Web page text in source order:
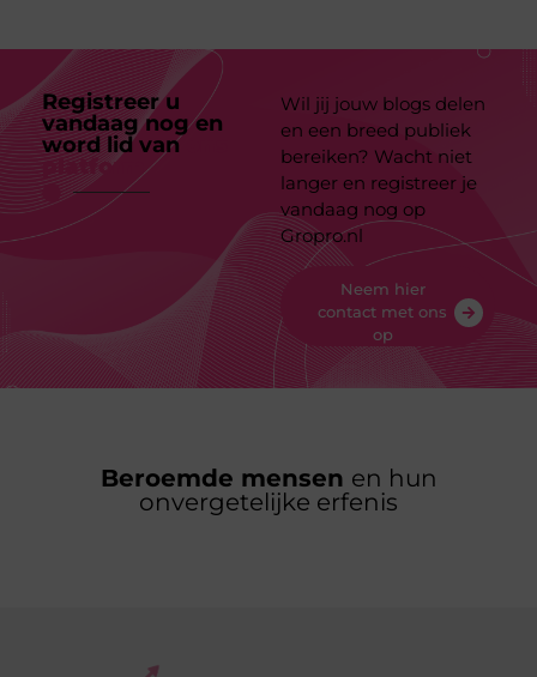
Registreer u
vandaag nog en
word lid van
platform
Wil jij jouw blogs delen
en een breed publiek
bereiken? Wacht niet
langer en registreer je
vandaag nog op
Gropro.nl
Neem hier
contact met ons
op
Beroemde mensen en hun
onvergetelijke erfenis